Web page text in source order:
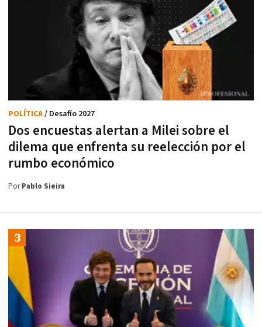
Dos encuestas alertan a Milei sobre el
dilema que enfrenta su reelección por el
rumbo económico
POLÍTICA/ Desafío 2027
PorPablo Sieira